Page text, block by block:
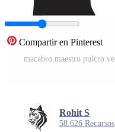
Compartir en Pinterest
Rohit S
58.626 Recursos